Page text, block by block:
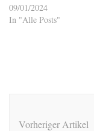
09/01/2024
In "Alle Posts"
Vorheriger Artikel